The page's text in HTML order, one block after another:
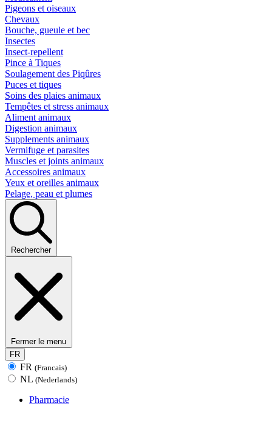
Pigeons et oiseaux
Chevaux
Bouche, gueule et bec
Insectes
Insect-repellent
Pince à Tiques
Soulagement des Piqûres
Puces et tiques
Soins des plaies animaux
Tempêtes et stress animaux
Aliment animaux
Digestion animaux
Supplements animaux
Vermifuge et parasites
Muscles et joints animaux
Accessoires animaux
Yeux et oreilles animaux
Pelage, peau et plumes
Rechercher
Fermer le menu
FR
FR (Francais)
NL (Nederlands)
Pharmacie